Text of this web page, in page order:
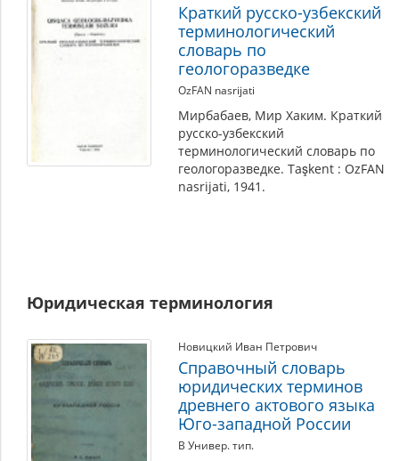
Краткий русско-узбекский
терминологический
словарь по
геологоразведке
OzFAN nasrijati
Мирбабаев, Мир Хаким. Краткий
русско-узбекский
терминологический словарь по
геологоразведке. Taşkent : OzFAN
nasrijati, 1941.
Юридическая терминология
Новицкий Иван Петрович
Справочный словарь
юридических терминов
древнего актового языка
Юго-западной России
В Универ. тип.